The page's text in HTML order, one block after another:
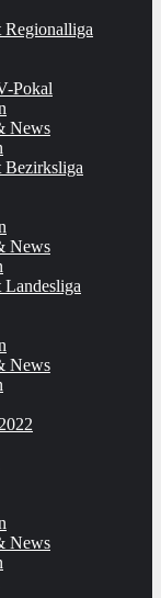
Regionalliga
Pokal
News
Bezirksliga
News
Landesliga
News
News